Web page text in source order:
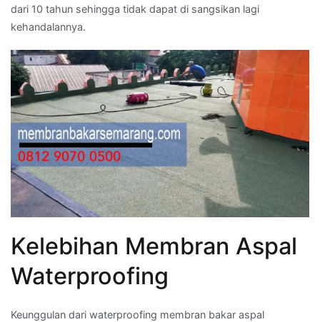
dari 10 tahun sehingga tidak dapat di sangsikan lagi
kehandalannya.
Kelebihan Membran Aspal
Waterproofing
Keunggulan dari waterproofing membran bakar aspal